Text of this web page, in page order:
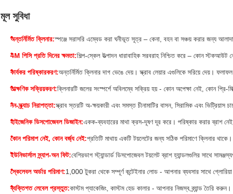
মূল সুবিধা
অন্তর্নির্মিত ক্লিনার:স্পঞ্জে সরাসরি এম্বেড করা ঘনীভূত সূত্র – কেনা, বহন বা সঞ্চয় করার জন্য
4M পিসি প্রতি দিনের ক্ষমতা:শিল্প-স্কেল উত্পাদন ধারাবাহিক সরবরাহ নিশ্চিত করে – কোন স্টকআউট
কার্যকর পরিষ্কারকরণ:অন্তর্নির্মিত ক্লিনার দাগ ভেঙে দেয়। স্ক্রাব লেয়ার এগুলিকে সরিয়ে দেয়।
তাত্ক্ষণিক সক্রিয়করণ:ক্লিনারটি জলের সংস্পর্শে অবিলম্বে সক্রিয় হয় - কোন অপেক্ষা নেই, কোন প্রি-
নন-স্ক্র্যাচ নিরাপত্তা:স্ক্রাব স্তরটি অ-ক্ষয়কারী এবং সমস্ত চীনামাটির বাসন, সিরামিক এবং ভিট্রিয়াস
হাইজেনিক ডিসপোজেবল ডিজাইন:একক-ব্যবহারের মাথা ক্রস-দূষণ দূর করে। পরিষ্কার করার ব্রাশ
কোন পরিমাপ নেই, কোন বর্জ্য নেই:প্রতিটি মাথায় একটি টয়লেটের জন্য সঠিক পরিমাণে ক্লিনার থাকে।
ইউনিভার্সাল স্ন্যাপ-অন ফিট:বেশিরভাগ স্ট্যান্ডার্ড ডিসপোজেবল টয়লেট ব্রাশ হ্যান্ডলগুলির সাথে
স্কেলেবল অর্ডার পরিমাণ:1,000 টুকরা থেকে সম্পূর্ণ কন্টেইনার লোড - আপনার ব্যবসার সাথে
ব্যক্তিগত লেবেল প্রস্তুত:কাস্টম প্যাকেজিং, কাস্টম হেড কালার - আপনার নিজস্ব ব্র্যান্ড তৈরি করুন।